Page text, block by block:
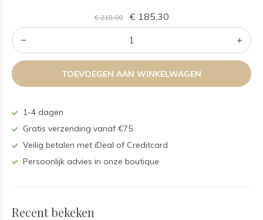
€ 218,00 € 185,30
TOEVOEGEN AAN WINKELWAGEN
1-4 dagen
Gratis verzending vanaf €75
Veilig betalen met iDeal of Creditcard
Persoonlijk advies in onze boutique
Recent bekeken